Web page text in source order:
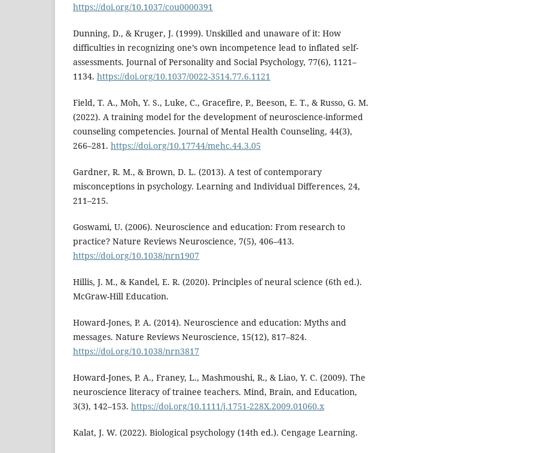
https://doi.org/10.1037/cou0000391
Dunning, D., & Kruger, J. (1999). Unskilled and unaware of it: How
difficulties in recognizing one’s own incompetence lead to inflated self-
assessments. Journal of Personality and Social Psychology, 77(6), 1121–
1134. https://doi.org/10.1037/0022-3514.77.6.1121
Field, T. A., Moh, Y. S., Luke, C., Gracefire, P., Beeson, E. T., & Russo, G. M.
(2022). A training model for the development of neuroscience-informed
counseling competencies. Journal of Mental Health Counseling, 44(3),
266–281. https://doi.org/10.17744/mehc.44.3.05
Gardner, R. M., & Brown, D. L. (2013). A test of contemporary
misconceptions in psychology. Learning and Individual Differences, 24,
211–215.
Goswami, U. (2006). Neuroscience and education: From research to
practice? Nature Reviews Neuroscience, 7(5), 406–413.
https://doi.org/10.1038/nrn1907
Hillis, J. M., & Kandel, E. R. (2020). Principles of neural science (6th ed.).
McGraw-Hill Education.
Howard-Jones, P. A. (2014). Neuroscience and education: Myths and
messages. Nature Reviews Neuroscience, 15(12), 817–824.
https://doi.org/10.1038/nrn3817
Howard-Jones, P. A., Franey, L., Mashmoushi, R., & Liao, Y. C. (2009). The
neuroscience literacy of trainee teachers. Mind, Brain, and Education,
3(3), 142–153. https://doi.org/10.1111/j.1751-228X.2009.01060.x
Kalat, J. W. (2022). Biological psychology (14th ed.). Cengage Learning.